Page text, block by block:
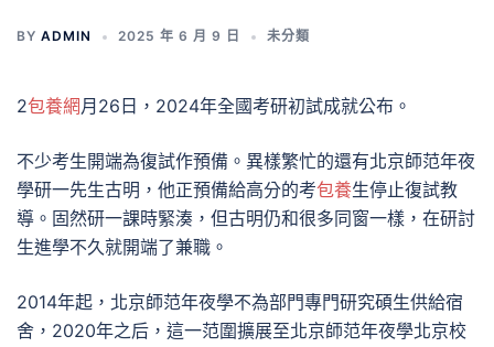
BY ADMIN 2025 年 6 月 9 日 未分類
2包養網月26日，2024年全國考研初試成就公布。
不少考生開端為復試作預備。異樣繁忙的還有北京師范年夜
學研一先生古明，他正預備給高分的考包養生停止復試教
導。固然研一課時緊湊，但古明仍和很多同窗一樣，在研討
生進學不久就開端了兼職。
2014年起，北京師范年夜學不為部門專門研究碩生供給宿
舍，2020年之后，這一范圍擴展至北京師范年夜學北京校